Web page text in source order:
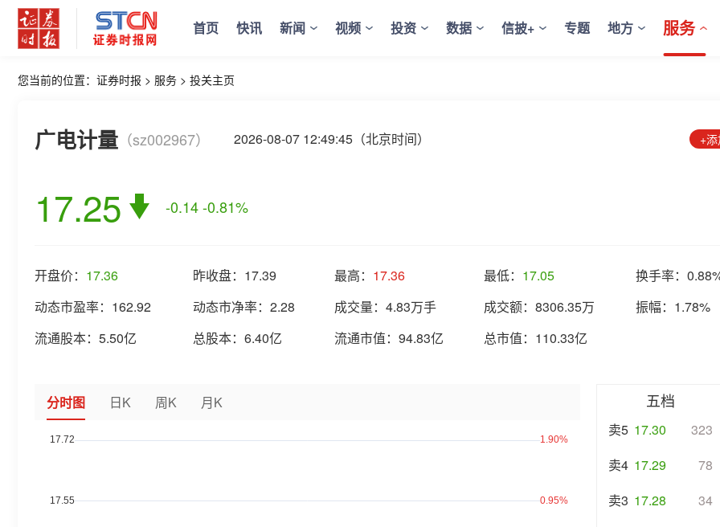
首页 快讯 新闻 视频 投资 数据 信披+ 专题 地方 服务
您当前的位置： 证券时报 > 服务 > 投关主页
广电计量 （sz002967） 2026-08-07 12:49:45（北京时间） +
17.25 -0.14-0.81%
开盘价： 17.36 昨收盘： 17.39 最高： 17.36 最低： 17.05 换手率：
动态市盈率： 162.92 动态市净率： 2.28 成交量： 4.83万手 成交额： 8306.35万 振幅： 1.78%
流通股本： 5.50亿 总股本： 6.40亿 流通市值： 94.83亿 总市值： 110.33亿
分时图 日K 周K 月K 五档
卖5 17.30
323
卖4 17.29
78
卖3 17.28
34